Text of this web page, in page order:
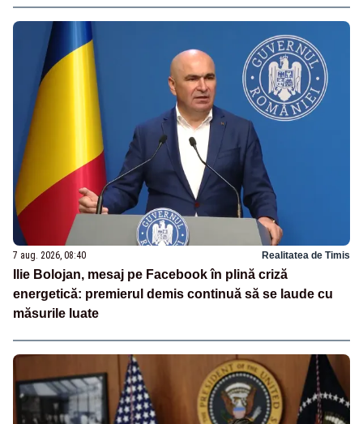
7 aug. 2026, 08:40 Realitatea de Timis
Ilie Bolojan, mesaj pe Facebook în plină criză
energetică: premierul demis continuă să se laude cu
măsurile luate